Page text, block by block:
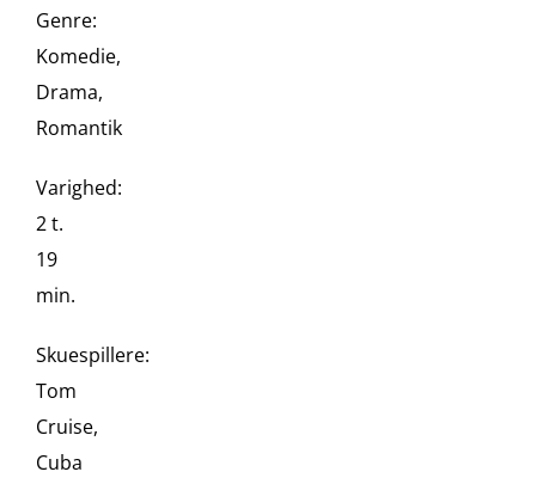
Genre:
Komedie,
Drama,
Romantik
Varighed:
2 t.
19
min.
Skuespillere:
Tom
Cruise,
Cuba